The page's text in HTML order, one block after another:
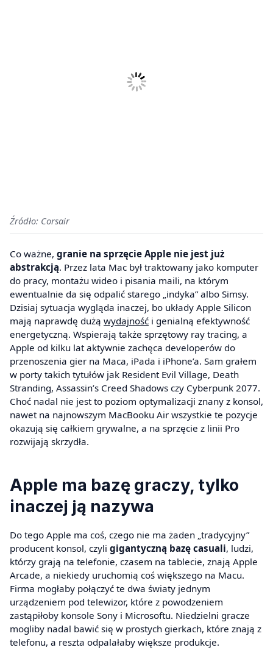
Źródło: Corsair
Co ważne, granie na sprzęcie Apple nie jest już
abstrakcją. Przez lata Mac był traktowany jako komputer
do pracy, montażu wideo i pisania maili, na którym
ewentualnie da się odpalić starego „indyka” albo Simsy.
Dzisiaj sytuacja wygląda inaczej, bo układy Apple Silicon
mają naprawdę dużą wydajność i genialną efektywność
energetyczną. Wspierają także sprzętowy ray tracing, a
Apple od kilku lat aktywnie zachęca developerów do
przenoszenia gier na Maca, iPada i iPhone’a. Sam grałem
w porty takich tytułów jak Resident Evil Village, Death
Stranding, Assassin’s Creed Shadows czy Cyberpunk 2077.
Choć nadal nie jest to poziom optymalizacji znany z konsol,
nawet na najnowszym MacBooku Air wszystkie te pozycje
okazują się całkiem grywalne, a na sprzęcie z linii Pro
rozwijają skrzydła.
Apple ma bazę graczy, tylko
inaczej ją nazywa
Do tego Apple ma coś, czego nie ma żaden „tradycyjny”
producent konsol, czyli gigantyczną bazę casuali, ludzi,
którzy grają na telefonie, czasem na tablecie, znają Apple
Arcade, a niekiedy uruchomią coś większego na Macu.
Firma mogłaby połączyć te dwa światy jednym
urządzeniem pod telewizor, które z powodzeniem
zastąpiłoby konsole Sony i Microsoftu. Niedzielni gracze
mogliby nadal bawić się w prostych gierkach, które znają z
telefonu, a reszta odpalałaby większe produkcje.